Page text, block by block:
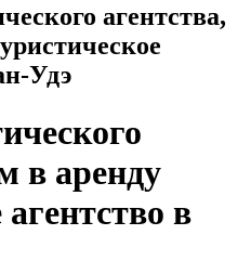
агентства,
Удэ
в аренду
в